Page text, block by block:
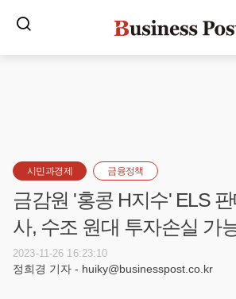
시민과경제 금융정책
금감원 '홍콩 H지수' ELS
사, 수조 원대 투자손실 가
2023-11-26 16:23:10
정희경 기자 - huiky@businesspost.co.kr